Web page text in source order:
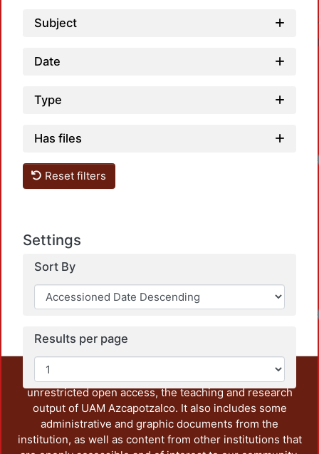
Subject
Date
Type
Has files
Reset filters
Settings
Sort By
Results per page
This repository preserves and disseminates, in
unrestricted open access, the teaching and research
output of UAM Azcapotzalco. It also includes some
administrative and graphic documents from the
institution, as well as content from other institutions that